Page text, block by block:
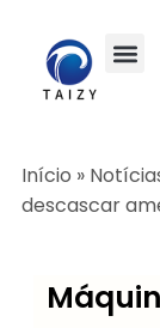
Início »
descascar